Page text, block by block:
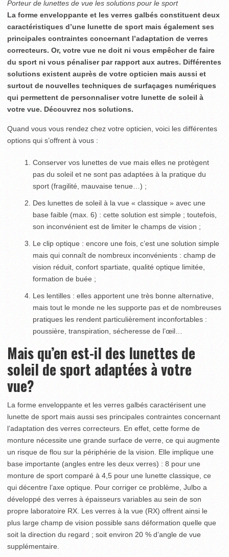
Porteur de lunettes de vue les solutions pour le sport
La forme enveloppante et les verres galbés constituent deux
caractéristiques d’une lunette de sport mais également ses
principales contraintes concernant l’adaptation de verres
correcteurs. Or, votre vue ne doit ni vous empêcher de faire
du sport ni vous pénaliser par rapport aux autres. Différentes
solutions existent auprès de votre opticien mais aussi et
surtout de nouvelles techniques de surfaçages numériques
qui permettent de personnaliser votre lunette de soleil à
votre vue. Découvrez nos solutions.
Quand vous vous rendez chez votre opticien, voici les différentes
options qui s’offrent à vous :
Conserver vos lunettes de vue mais elles ne protègent
pas du soleil et ne sont pas adaptées à la pratique du
sport (fragilité, mauvaise tenue…) ;
Des lunettes de soleil à la vue « classique » avec une
base faible (max. 6) : cette solution est simple ; toutefois,
son inconvénient est de limiter le champs de vision ;
Le clip optique : encore une fois, c’est une solution simple
mais qui connaît de nombreux inconvénients : champ de
vision réduit, confort spartiate, qualité optique limitée,
formation de buée ;
Les lentilles : elles apportent une très bonne alternative,
mais tout le monde ne les supporte pas et de nombreuses
pratiques les rendent particulièrement inconfortables :
poussière, transpiration, sécheresse de l’œil…
Mais qu’en est-il des lunettes de
soleil de sport adaptées à votre
vue?
La forme enveloppante et les verres galbés caractérisent une
lunette de sport mais aussi ses principales contraintes concernant
l’adaptation des verres correcteurs. En effet, cette forme de
monture nécessite une grande surface de verre, ce qui augmente
un risque de flou sur la périphérie de la vision. Elle implique une
base importante (angles entre les deux verres) : 8 pour une
monture de sport comparé à 4,5 pour une lunette classique, ce
qui décentre l’axe optique. Pour corriger ce problème, Julbo a
développé des verres à épaisseurs variables au sein de son
propre laboratoire RX. Les verres à la vue (RX) offrent ainsi le
plus large champ de vision possible sans déformation quelle que
soit la direction du regard ; soit environ 20 % d’angle de vue
supplémentaire.